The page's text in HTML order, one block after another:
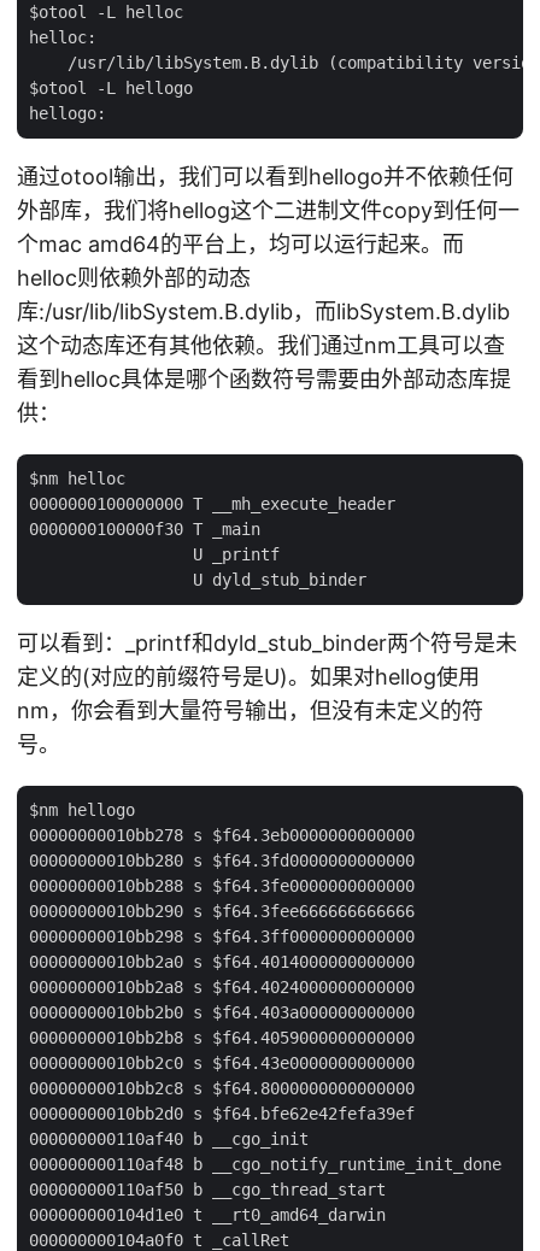
$otool -L helloc
helloc:
/usr/lib/libSystem.B.dylib (compatibility
$otool -L hellogo
通过otool输出，我们可以看到hellogo并不依赖任何
外部库，我们将hellog这个二进制文件copy到任何一
个mac amd64的平台上，均可以运行起来。而
helloc则依赖外部的动态
库:/usr/lib/libSystem.B.dylib，而libSystem.B.dylib
这个动态库还有其他依赖。我们通过nm工具可以查
看到helloc具体是哪个函数符号需要由外部动态库提
供：
$nm helloc
0000000100000000 T __mh_execute_header
0000000100000f30 T _main
                 U _printf
可以看到：_printf和dyld_stub_binder两个符号是未
定义的(对应的前缀符号是U)。如果对hellog使用
nm，你会看到大量符号输出，但没有未定义的符
号。
$nm hellogo
00000000010bb278 s $f64.3eb0000000000000
00000000010bb280 s $f64.3fd0000000000000
00000000010bb288 s $f64.3fe0000000000000
00000000010bb290 s $f64.3fee666666666666
00000000010bb298 s $f64.3ff0000000000000
00000000010bb2a0 s $f64.4014000000000000
00000000010bb2a8 s $f64.4024000000000000
00000000010bb2b0 s $f64.403a000000000000
00000000010bb2b8 s $f64.4059000000000000
00000000010bb2c0 s $f64.43e0000000000000
00000000010bb2c8 s $f64.8000000000000000
00000000010bb2d0 s $f64.bfe62e42fefa39ef
000000000110af40 b __cgo_init
000000000110af48 b __cgo_notify_runtime_init_done
000000000110af50 b __cgo_thread_start
000000000104d1e0 t __rt0_amd64_darwin
000000000104a0f0 t _callRet